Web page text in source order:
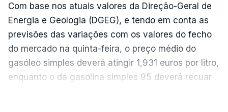
Com base nos atuais valores da Direção-Geral de
Energia e Geologia (DGEG), e tendo em conta as
previsões das variações com os valores do fecho
do mercado na quinta-feira, o preço médio do
gasóleo simples deverá atingir 1,931 euros por litro,
enquanto o da gasolina simples 95 deverá recuar